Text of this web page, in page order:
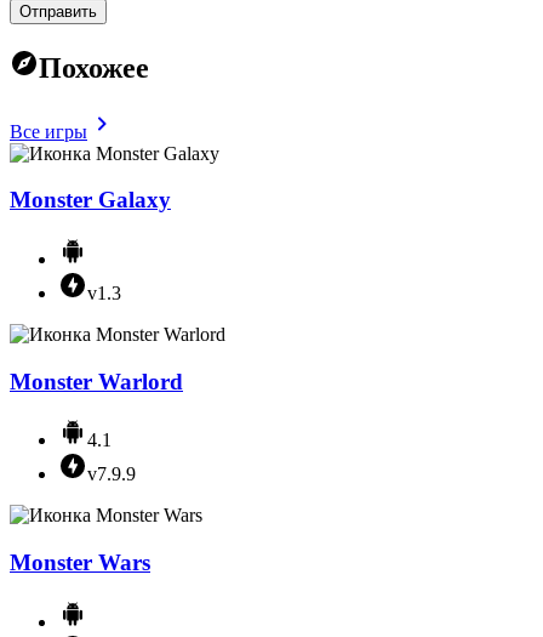
Отправить
Похожее
Все игры
Monster Galaxy
v1.3
Monster Warlord
4.1
v7.9.9
Monster Wars